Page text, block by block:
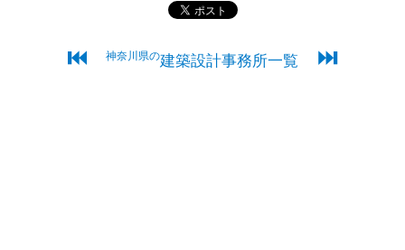
⏮ 神奈川県の建築設計事務所一覧 ⏭